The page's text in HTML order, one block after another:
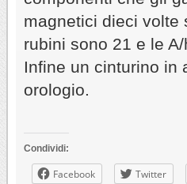
magnetici dieci volte
rubini sono 21 e le
Infine un cinturino in
orologio.
Condividi:
Facebook Twitter